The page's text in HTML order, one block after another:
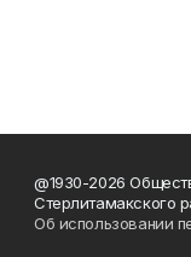
@1930-2026
Стерлитамакского
Об использовании